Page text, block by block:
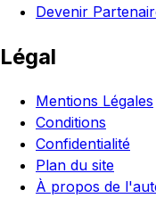
Devenir
Légal
Mentions Légales
Conditions
Confidentialité
Plan du site
À propos de